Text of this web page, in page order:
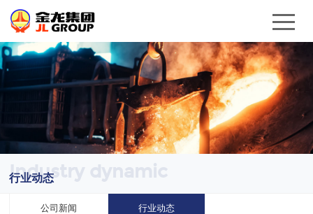
Industry dynamic
行业动态
公司新闻 行业动态